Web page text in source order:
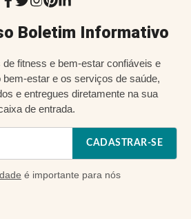
Boletim Informativo
fitness e bem-estar confiáveis e
bem-estar e os serviços de saúde,
e entregues diretamente na sua
de entrada.
CADASTRAR-SE
é importante para nós